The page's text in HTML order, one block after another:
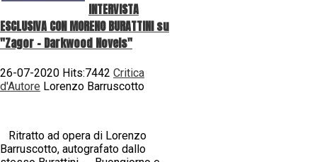
INTERVISTA
ESCLUSIVA CON MORENO BURATTINI su
"Zagor - Darkwood Novels"
26-07-2020 Hits:7442 Critica
d'Autore Lorenzo Barruscotto
Ritratto ad opera di Lorenzo
Barruscotto, autografato dallo